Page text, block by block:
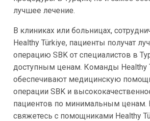
лучшее лечение.
В клиниках или больницах,
Healthy Türkiye, пациенты получат
операцию SBK от специалистов в
доступным ценам. Команды Healthy
обеспечивают медицинскую
операции SBK и
пациентов по минимальным ценам.
свяжетесь с помощниками Healthy